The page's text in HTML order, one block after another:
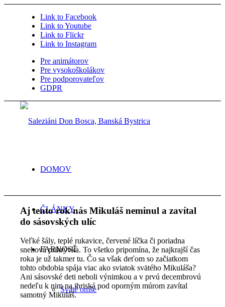
Link to Facebook
Link to Youtube
Link to Flickr
Link to Instagram
Pre animátorov
Pre vysokoškolákov
Pre podporovateľov
GDPR
DOMOV
ČLÁNKY
FARNOSŤ
Sväté omše
Aj tento rok nás Mikuláš neminul a zavítal
do sásovských ulíc
Veľké šály, teplé rukavice, červené líčka či poriadna
snehová prikrývka. To všetko pripomína, že najkrajší čas
roka je už takmer tu. Čo sa však deťom so začiatkom
tohto obdobia spája viac ako sviatok svätého Mikuláša?
Ani sásovské deti neboli výnimkou a v prvú decembrovú
nedeľu k nim na ihriská pod oporným múrom zavítal
samotný Mikuláš.